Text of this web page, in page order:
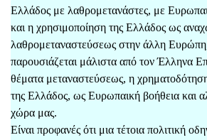
Ελλάδος με λαθρομετανάστες, με
και η χρησιμοποίηση της Ελλάδος ως
λαθρομεταναστεύσεως στην άλλη Ευρώπη;
παρουσιάζεται μάλιστα από τον Έλληνα
θέματα μεταναστεύσεως, η
της Ελλάδος, ως Ευρωπαική βοήθεια και
χώρα μας.
Είναι προφανές ότι μια τέτοια πολιτική